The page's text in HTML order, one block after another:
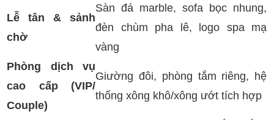
Lễ tân & sảnh
chờ
Sàn đá marble, sofa bọc nhung,
đèn chùm pha lê, logo spa mạ
vàng
Phòng dịch vụ
cao cấp (VIP/
Couple)
Giường đôi, phòng tắm riêng, hệ
thống xông khô/xông ướt tích hợp